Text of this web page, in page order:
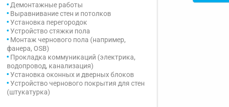
Демонтажные работы
Выравнивание стен и потолков
Установка перегородок
Устройство стяжки пола
Монтаж чернового пола (например,
фанера, OSB)
Прокладка коммуникаций (электрика,
водопровод, канализация)
Установка оконных и дверных блоков
Устройство чернового покрытия для стен
(штукатурка)